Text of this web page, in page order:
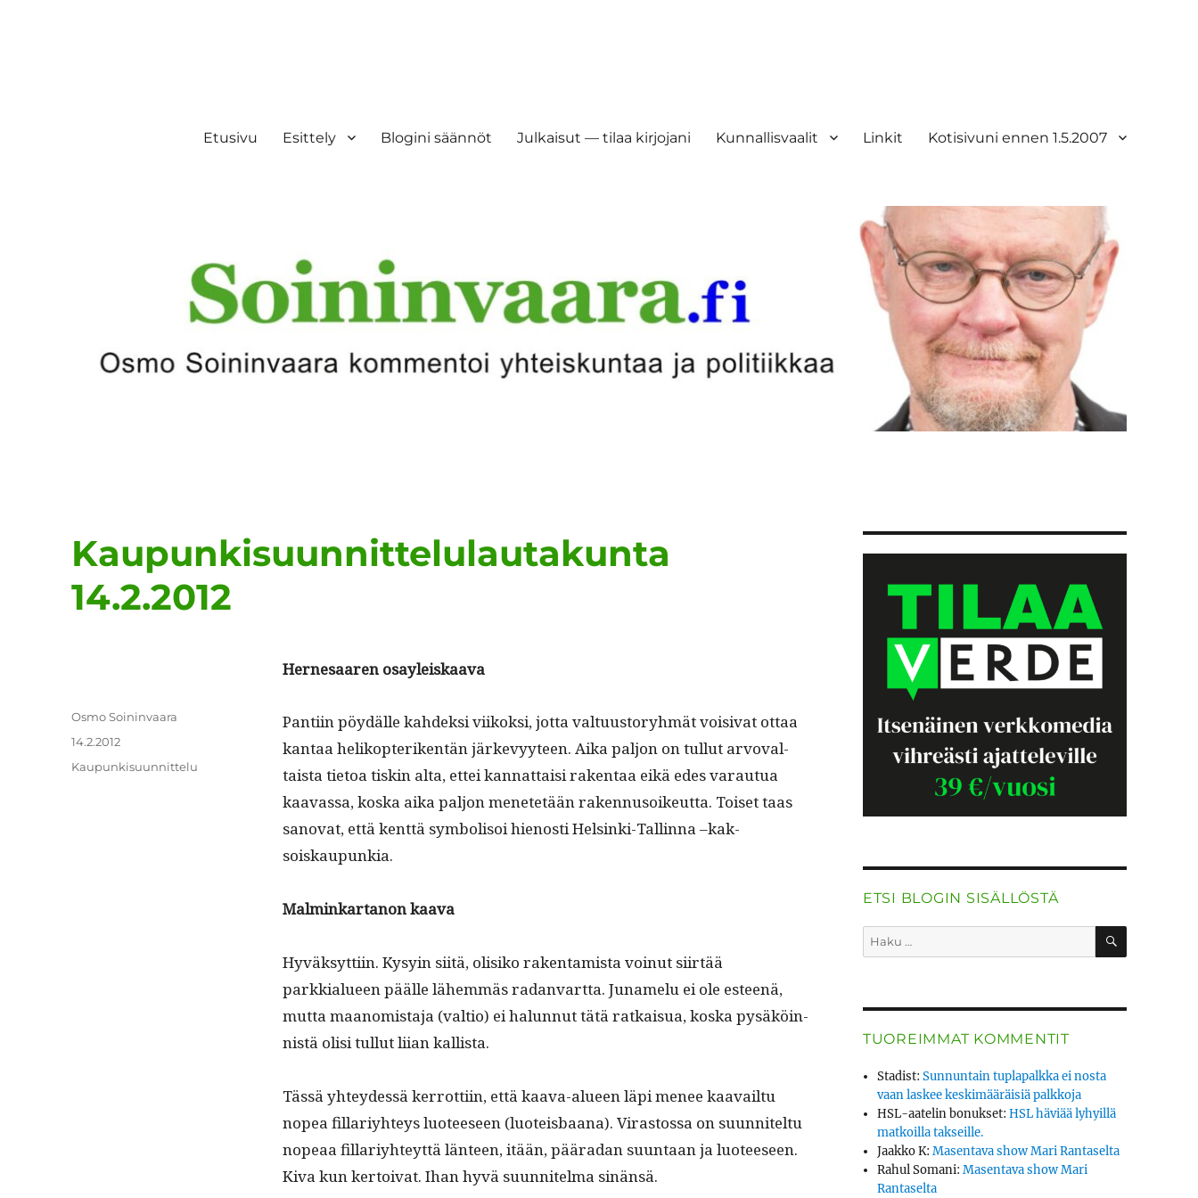
Etusivu Esittely Blogini säännöt Julkaisut — tilaa kirjojani Kunnallisvaalit Linkit Kotisivuni ennen 1.5.2007
Kaupunkisuunnittelulautakunta
14.2.2012
Her­ne­saaren osayleiskaava
Pan­ti­in pöy­dälle kahdek­si viikok­si, jot­ta val­tu­us­to­ryh­mät voisi­vat ottaa
kan­taa helikopteriken­tän järkevyy­teen. Aika paljon on tul­lut arvo­val­
taista tietoa tiskin alta, ettei kan­nat­taisi rak­en­taa eikä edes varautua
kaavas­sa, kos­ka aika paljon menetetään raken­nu­soikeut­ta. Toiset taas
sanovat, että kent­tä sym­bol­isoi hienos­ti Helsin­ki-Tallinna –kak­
soiskaupunkia.
Malminkar­tanon kaava
Hyväksyt­ti­in. Kysyin siitä, olisiko rak­en­tamista voin­ut siirtää
parkkialueen päälle lähem­mäs radan­vart­ta. Junamelu ei ole esteenä,
mut­ta maan­omis­ta­ja (val­tio) ei halun­nut tätä ratkaisua, kos­ka pysäköin­
nistä olisi tul­lut liian kallista.
Tässä yhtey­dessä ker­rot­ti­in, että kaa­va-alueen läpi menee kaavail­tu
nopea fil­lariy­hteys luo­teeseen (luoteis­baana). Viras­tossa on suun­nitel­tu
nopeaa fil­lariy­hteyt­tä län­teen, itään, pääradan suun­taan ja luo­teeseen.
Kiva kun ker­toi­vat. Ihan hyvä suun­nitel­ma sinänsä.
Kirjoittaja
Osmo Soininvaara
Julkaistu
14.2.2012
Kategoriat
Kaupunkisuunnittelu
ETSI BLOGIN SISÄLLÖSTÄ
Etsi: HAKU
TUOREIMMAT KOMMENTIT
Stadist:Sunnuntain tuplapalkka ei nosta
vaan laskee keskimääräisiä palkkoja
HSL-aatelin bonukset:HSL häviää lyhyillä
matkoilla takseille.
Jaakko K:Masentava show Mari Rantaselta
Rahul Somani:Masentava show Mari
Rantaselta